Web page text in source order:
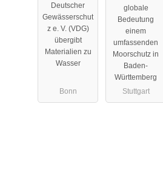
Deutscher
Gewässerschut
z e. V. (VDG)
übergibt
Materialien zu
Wasser
Bonn
Württemberg
globale
Bedeutung
einem
umfassenden
Moorschutz in
Baden-
Württemberg
Stuttgart